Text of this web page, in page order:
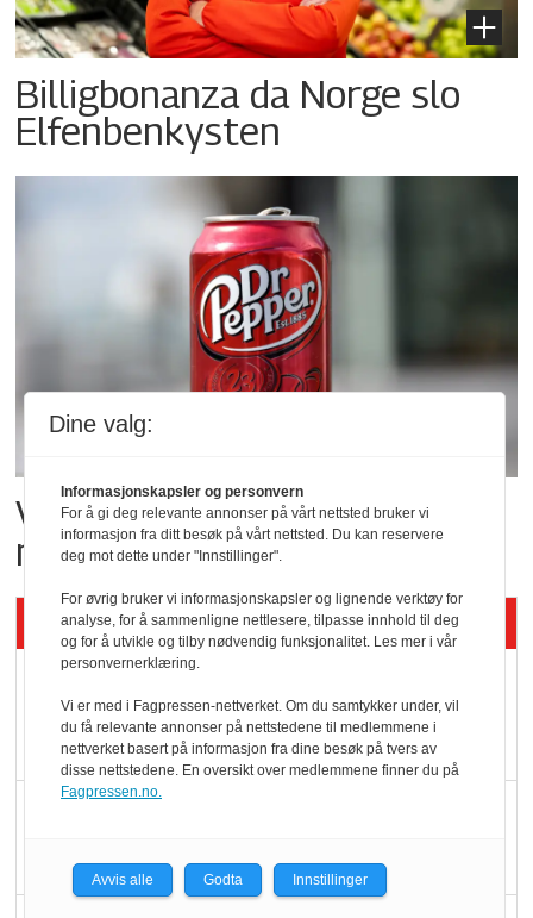
Billigbonanza da Norge slo
Elfenbenkysten
Vil vokse i brusmarkedet
med Dr Pepper
Siste artikler - KBS
pris når elbilister
velger ladestopp
Dine valg:
Informasjonskapsler og personvern
For å gi deg relevante annonser på vårt nettsted bruker vi
informasjon fra ditt besøk på vårt nettsted. Du kan reservere
deg mot dette under "Innstillinger".
For øvrig bruker vi informasjonskapsler og lignende verktøy for
analyse, for å sammenligne nettlesere, tilpasse innhold til deg
og for å utvikle og tilby nødvendig funksjonalitet. Les mer i vår
personvernerklæring.
Vi er med i Fagpressen-nettverket. Om du samtykker under, vil
du få relevante annonser på nettstedene til medlemmene i
nettverket basert på informasjon fra dine besøk på tvers av
disse nettstedene. En oversikt over medlemmene finner du på
Fagpressen.no.
Avvis alle Godta Innstillinger